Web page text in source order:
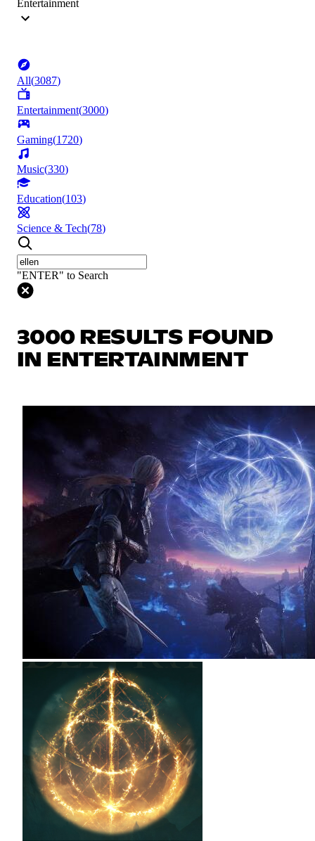
Entertainment
All(3087)
Entertainment(3000)
Gaming(1720)
Music(330)
Education(103)
Science & Tech(78)
"ENTER" to Search
3000 RESULTS FOUND
IN ENTERTAINMENT